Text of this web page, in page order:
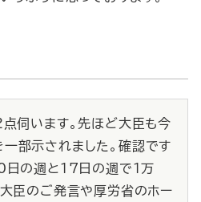
点伺います。先ほど大臣も今
部示されました。確認です
日の週と17日の週で1万
臣のご発言や厚労省のホー